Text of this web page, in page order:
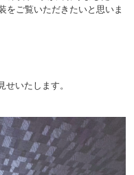
をご覧いただきたいと思いま
いたします。